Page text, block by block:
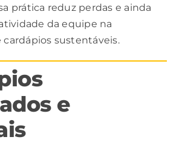
prática reduz perdas e ainda
da equipe na
cardápios sustentáveis.
e